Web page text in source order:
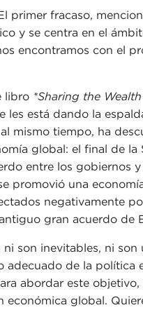
primer fracaso,
y se centra en el
encontramos con el
libro *Sharing the
está dando la
mismo tiempo, ha
global: el final de la
entre los gobiernos
promovió una
negativamente
gran acuerdo de
son inevitables, ni
de la política
abordar este
económica global.